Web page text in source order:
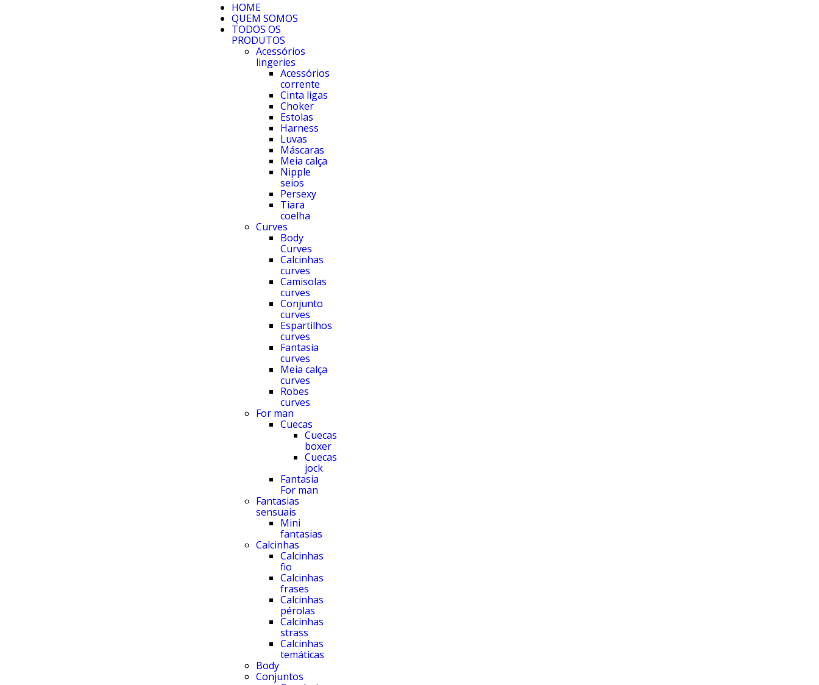
HOME
QUEM SOMOS
TODOS OS
PRODUTOS
Acessórios
lingeries
Acessórios
corrente
Cinta ligas
Choker
Estolas
Harness
Luvas
Máscaras
Meia calça
Nipple
seios
Persexy
Tiara
coelha
Curves
Body
Curves
Calcinhas
curves
Camisolas
curves
Conjunto
curves
Espartilhos
curves
Fantasia
curves
Meia calça
curves
Robes
curves
For man
Cuecas
Cuecas
boxer
Cuecas
jock
Fantasia
For man
Fantasias
sensuais
Mini
fantasias
Calcinhas
Calcinhas
fio
Calcinhas
frases
Calcinhas
pérolas
Calcinhas
strass
Calcinhas
temáticas
Body
Conjuntos